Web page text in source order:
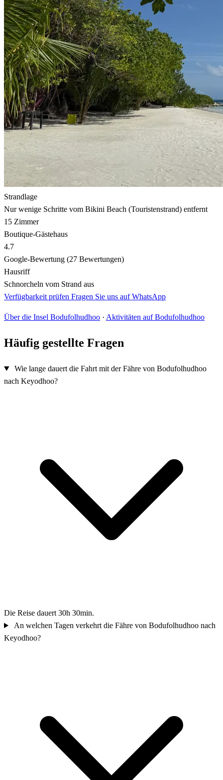
Strandlage
Nur wenige Schritte vom Bikini Beach (Touristenstrand) entfernt
15 Zimmer
Boutique-Gästehaus
4.7
Google-Bewertung (27 Bewertungen)
Hausriff
Schnorcheln vom Strand aus
Verfügbarkeit prüfen Fragen Sie uns auf WhatsApp
Über die Insel Bodufolhudhoo · Aktivitäten auf Bodufolhudhoo
Häufig gestellte Fragen
Wie lange dauert die Fahrt mit der Fähre von Bodufolhudhoo
nach Keyodhoo?
Die Reise dauert 30h 30min.
An welchen Tagen verkehrt die Fähre von Bodufolhudhoo nach
Keyodhoo?